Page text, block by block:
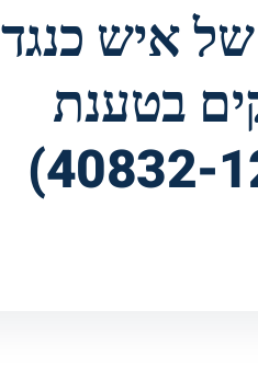
איש כנגד
בטענת